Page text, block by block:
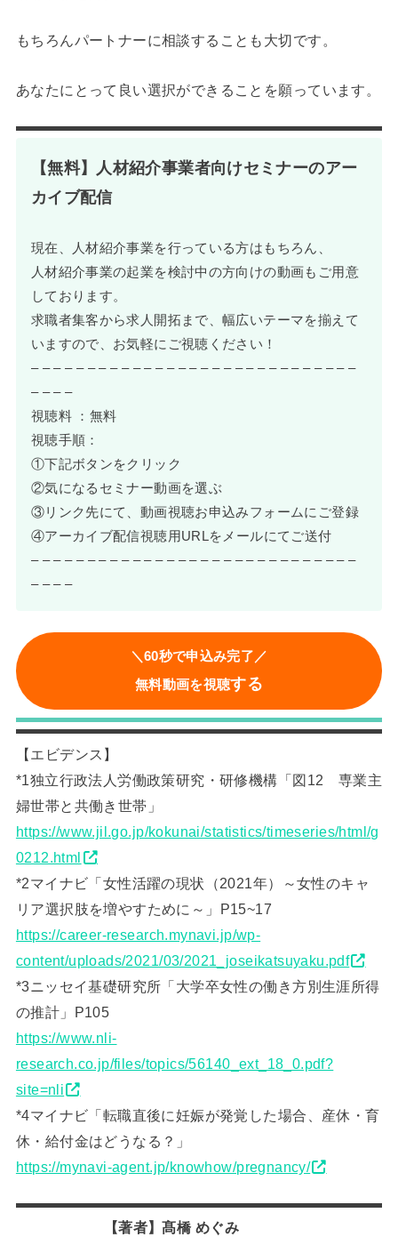
もちろんパートナーに相談することも大切です。
あなたにとって良い選択ができることを願っています。
【無料】人材紹介事業者向けセミナーのアー
カイブ配信
現在、人材紹介事業を行っている方はもちろん、
人材紹介事業の起業を検討中の方向けの動画もご用意
しております。
求職者集客から求人開拓まで、幅広いテーマを揃えて
いますので、お気軽にご視聴ください！
– – – – – – – – – – – – – – – – – – – – – – – – – – – – –
– – – –
視聴料 ：無料
視聴手順：
①下記ボタンをクリック
②気になるセミナー動画を選ぶ
③リンク先にて、動画視聴お申込みフォームにご登録
④アーカイブ配信視聴用URLをメールにてご送付
– – – – – – – – – – – – – – – – – – – – – – – – – – – – –
– – – –
＼60秒で申込み完了／
無料動画を視聴する
【エビデンス】
*1独立行政法人労働政策研究・研修機構「図12 専業主
婦世帯と共働き世帯」
https://www.jil.go.jp/kokunai/statistics/timeseries/html/g
0212.html
*2マイナビ「女性活躍の現状（2021年）～女性のキャ
リア選択肢を増やすために～」P15~17
https://career-research.mynavi.jp/wp-
content/uploads/2021/03/2021_joseikatsuyaku.pdf
*3ニッセイ基礎研究所「大学卒女性の働き方別生涯所得
の推計」P105
https://www.nli-
research.co.jp/files/topics/56140_ext_18_0.pdf?
site=nli
*4マイナビ「転職直後に妊娠が発覚した場合、産休・育
休・給付金はどうなる？」
https://mynavi-agent.jp/knowhow/pregnancy/
【著者】髙橋 めぐみ